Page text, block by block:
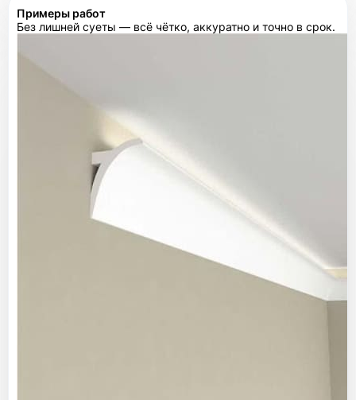
Примеры работ
Без лишней суеты — всё чётко, аккуратно и точно в срок.